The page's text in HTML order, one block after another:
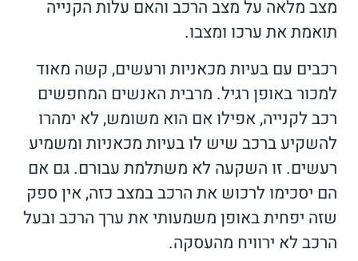
מצב מלאה על מצב הרכב והאם עלות הקנייה
תואמת את ערכו ומצבו.
רכבים עם בעיות מכאניות ורעשים, קשה מאוד
למכור באופן רגיל. מרבית האנשים המחפשים
רכב לקנייה, אפילו אם הוא משומש, לא ימהרו
להשקיע ברכב שיש לו בעיות מכאניות ומשמיע
רעשים. זו השקעה לא משתלמת עבורם. גם אם
הם יסכימו לרכוש את הרכב במצב כזה, אין ספק
שזה יפחית באופן משמעותי את ערך הרכב ובעל
הרכב לא ירוויח מהעסקה.